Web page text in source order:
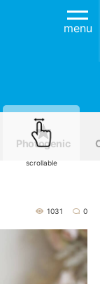
menu
Photogenic
1031 0